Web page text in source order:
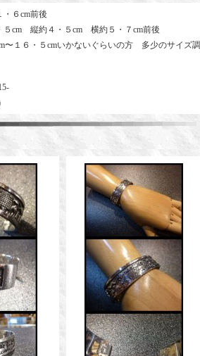
・６cm前後
５cm 縦約４・５cm 横約５・７cm前後
〜１６・５cmいかないぐらいの方 多少のサイズ調